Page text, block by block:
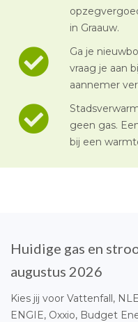
in Graauw.
Ga je
vraag je aan
aannemer
geen gas.
bij een
Huidige gas en
augustus 2026
Kies jij voor Vattenfall,
ENGIE, Oxxio, Budget